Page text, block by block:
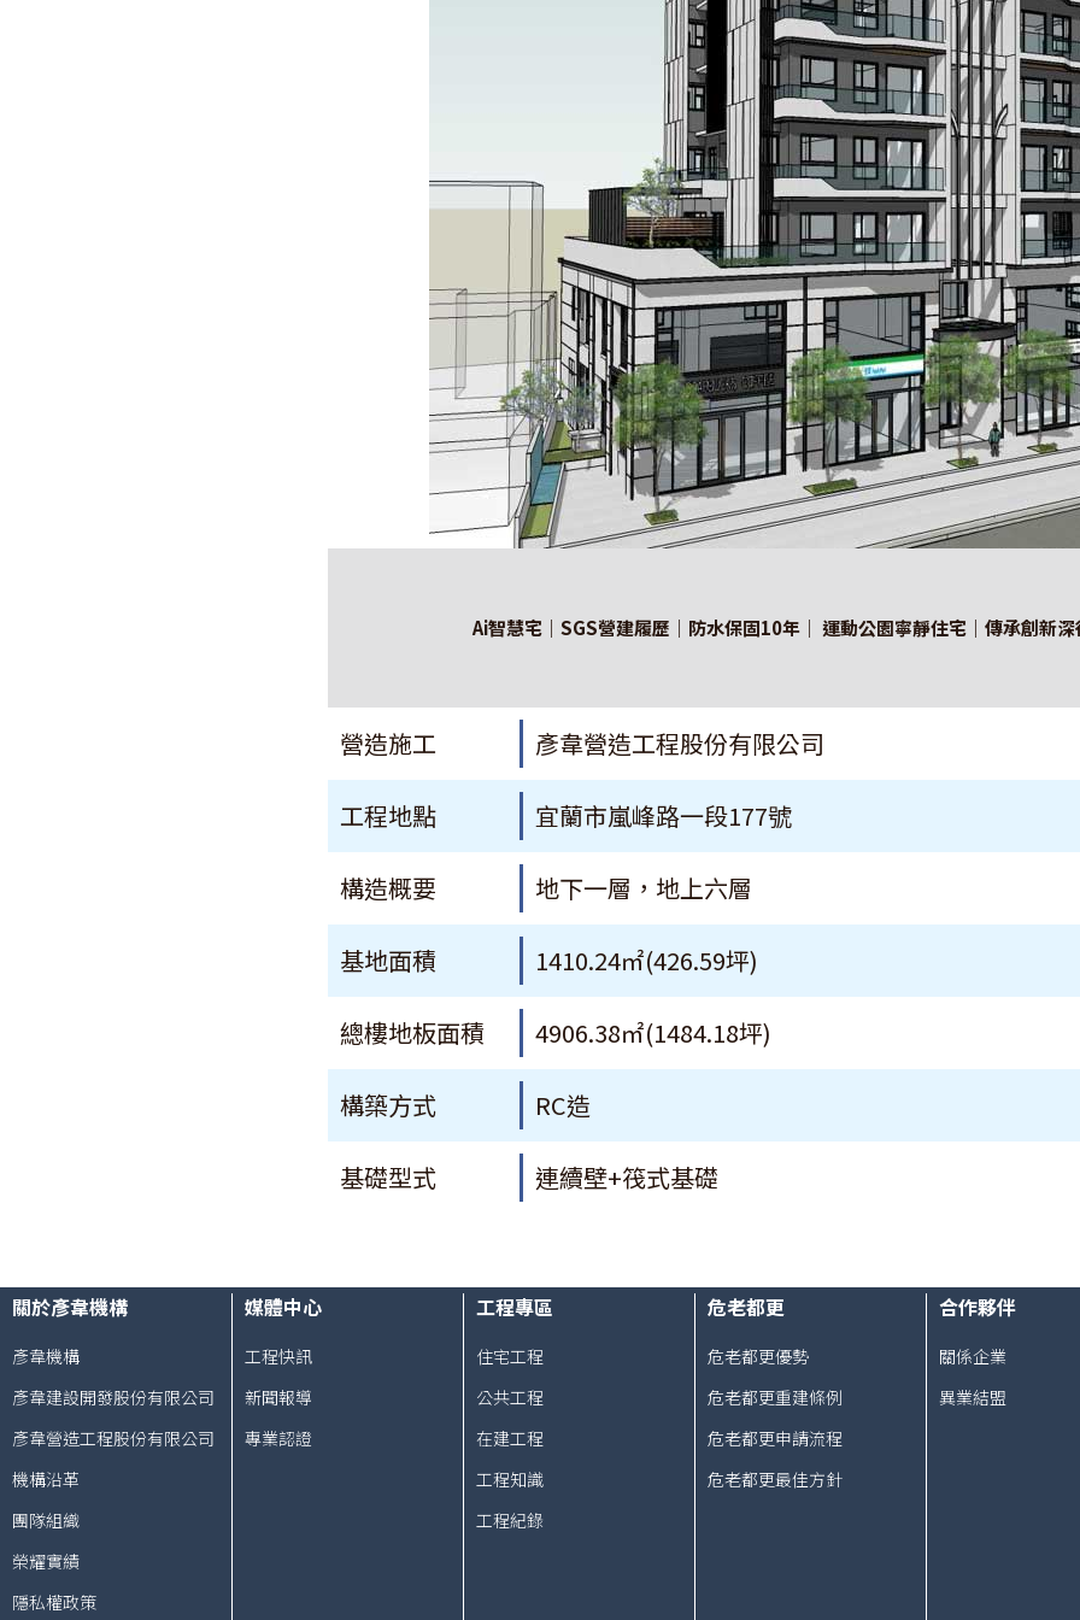
Ai智慧宅｜SGS營建履歷｜防水保固10年｜ 運動公園寧靜住宅｜傳承創新深
營造施工 彥韋營造工程股份有限公司
工程地點 宜蘭市嵐峰路一段177號
構造概要 地下一層，地上六層
基地面積 1410.24㎡(426.59坪)
總樓地板面積 4906.38㎡(1484.18坪)
構築方式 RC造
基礎型式 連續壁+筏式基礎
關於彥韋機構
彥韋機構
彥韋建設開發股份有限公司
彥韋營造工程股份有限公司
機構沿革
團隊組織
榮耀實績
隱私權政策
媒體中心
工程快訊
新聞報導
專業認證
工程專區
住宅工程
公共工程
在建工程
工程知識
工程紀錄
危老都更
危老都更優勢
危老都更重建條例
危老都更申請流程
危老都更最佳方針
合作夥伴
關係企業
異業結盟